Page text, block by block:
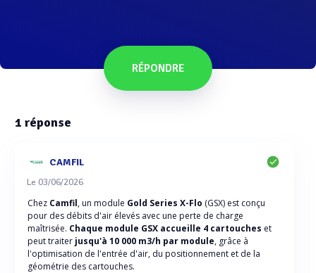
RÉPONDRE
1 réponse
CAMFIL
Le 03/06/2026
Chez Camfil, un module Gold Series X-Flo (GSX) est conçu
pour des débits d'air élevés avec une perte de charge
maîtrisée. Chaque module GSX accueille 4 cartouches et
peut traiter jusqu'à 10 000 m3/h par module, grâce à
l'optimisation de l'entrée d'air, du positionnement et de la
géométrie des cartouches.